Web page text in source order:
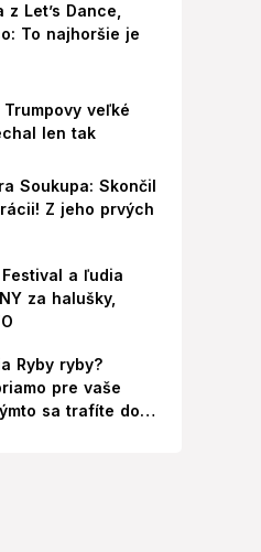
Let’s Dance,
To najhoršie je
veľké
len tak
Soukupa: Skončil
Z jeho prvých
a ľudia
za halušky,
Ryby ryby?
pre vaše
sa trafíte do